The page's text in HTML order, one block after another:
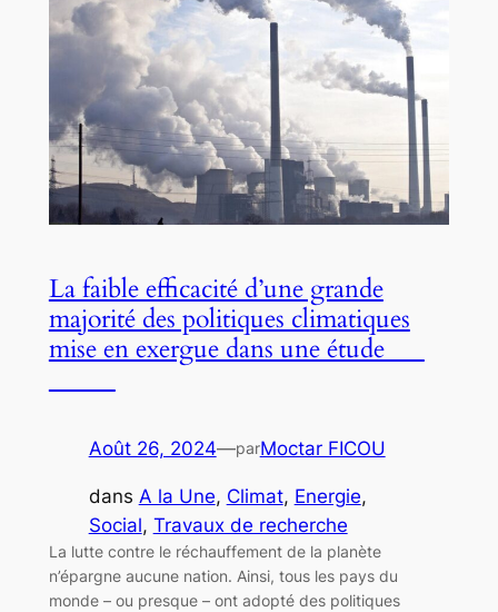
La faible efficacité d’une grande
majorité des politiques climatiques
mise en exergue dans une étude
Août 26, 2024—parMoctar FICOU
dans A la Une, Climat, Energie
Social, Travaux de recherche
La lutte contre le réchauffement de la planète
n’épargne aucune nation. Ainsi, tous les pays du
monde – ou presque – ont adopté des politiques